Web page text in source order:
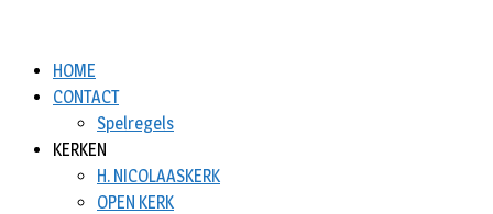
HOME
CONTACT
Spelregels
KERKEN
H. NICOLAASKERK
OPEN KERK